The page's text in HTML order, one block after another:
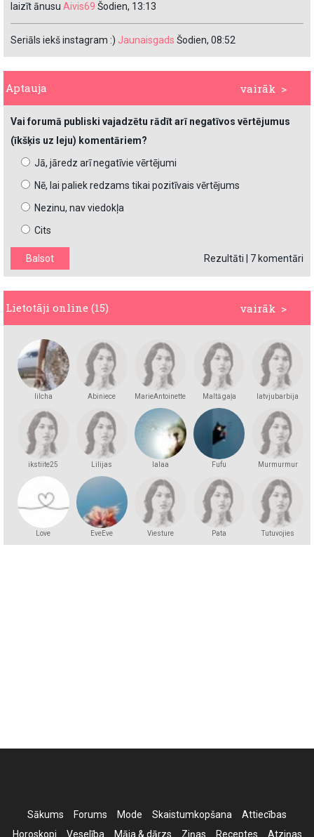
laizīt ānusu Aivis69 Šodien, 13:13
Seriāls iekš instagram :) Jaunaisgads Šodien, 08:52
vairāk >
Aptauja
Vai forumā publiski vajadzētu rādīt arī negatīvos vērtējumus
(īkšķis uz leju) komentāriem?
Jā, jāredz arī negatīvie vērtējumi
Nē, lai paliek redzams tikai pozitīvais vērtējums
Nezinu, nav viedokļa
Cits
Rezultāti 7 komentāri
vairāk >
Lietotāji online (15)
lilcha Abiniece MarieAntoinette Maltā gaļa latvjubarbija
ikstiite25 Lilijas lalaa Fufu Murmurmur
Love EveEve Viesture Pata Tutuvojies
Sākums Forums Mode Skaistumkopšana
Attiecības
Horoskopi
Veselība Māja & dārzs Ziņas Receptes Atziņas